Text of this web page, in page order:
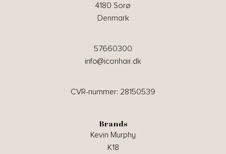
4180 Sorø
Denmark
57660300
info@iconhair.dk
CVR-nummer: 28150539
Brands
Kevin Murphy
K18